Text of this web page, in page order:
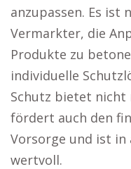
anzupassen. Es ist
Vermarkter, die
Produkte zu
individuelle
Schutz bietet nicht
fördert auch den
Vorsorge und ist in
wertvoll.